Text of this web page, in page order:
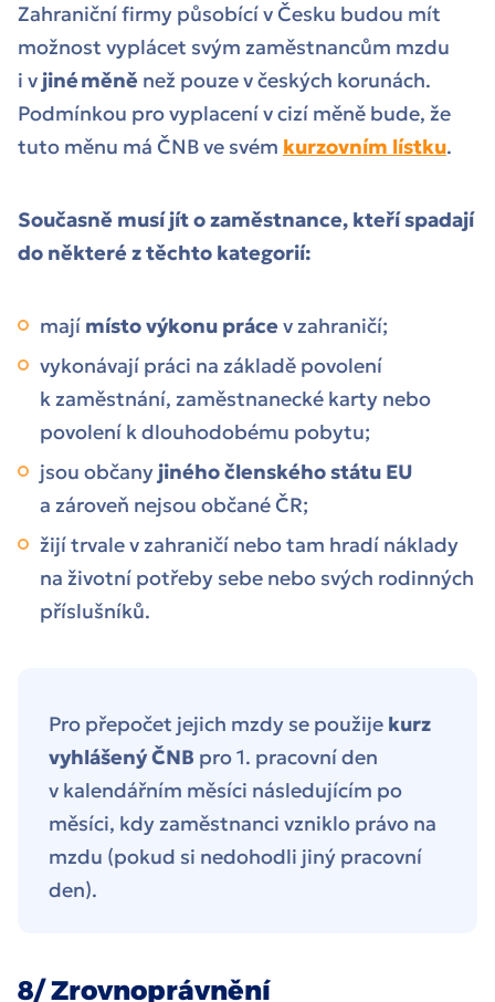
Zahraniční firmy působící v Česku budou mít
možnost vyplácet svým zaměstnancům mzdu
i v jiné měně než pouze v českých korunách.
Podmínkou pro vyplacení v cizí měně bude, že
tuto měnu má ČNB ve svém kurzovním lístku.
Současně musí jít o zaměstnance, kteří spadají
do některé z těchto kategorií:
mají místo výkonu prácev zahraničí;
vykonávají práci na základě povolení
k zaměstnání, zaměstnanecké karty nebo
povolení k dlouhodobému pobytu;
jsou občany jiného členského státu EU
a zároveň nejsou občané ČR;
žijí trvale v zahraničí nebo tam hradí náklady
na životní potřeby sebe nebo svých rodinných
příslušníků.
Pro přepočet jejich mzdy se použije kurz
vyhlášený ČNB pro 1. pracovní den
v kalendářním měsíci následujícím po
měsíci, kdy zaměstnanci vzniklo právo na
mzdu (pokud si nedohodli jiný pracovní
den).
8/ Zrovnoprávnění